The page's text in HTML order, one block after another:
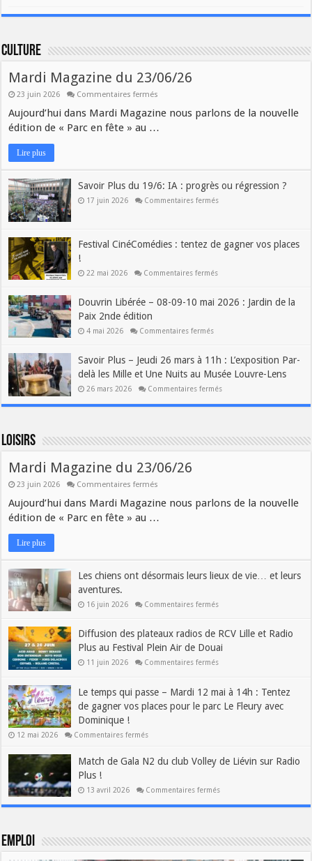
Culture
Mardi Magazine du 23/06/26
23 juin 2026 Commentaires fermés
Aujourd’hui dans Mardi Magazine nous parlons de la nouvelle
édition de « Parc en fête » au …
Lire plus
Savoir Plus du 19/6: IA : progrès ou régression ?
17 juin 2026 Commentaires fermés
Festival CinéComédies : tentez de gagner vos places
!
22 mai 2026 Commentaires fermés
Douvrin Libérée – 08-09-10 mai 2026 : Jardin de la
Paix 2nde édition
4 mai 2026 Commentaires fermés
Savoir Plus – Jeudi 26 mars à 11h : L’exposition Par-
delà les Mille et Une Nuits au Musée Louvre-Lens
26 mars 2026 Commentaires fermés
Loisirs
Mardi Magazine du 23/06/26
23 juin 2026 Commentaires fermés
Aujourd’hui dans Mardi Magazine nous parlons de la nouvelle
édition de « Parc en fête » au …
Lire plus
Les chiens ont désormais leurs lieux de vie… et leurs
aventures.
16 juin 2026 Commentaires fermés
Diffusion des plateaux radios de RCV Lille et Radio
Plus au Festival Plein Air de Douai
11 juin 2026 Commentaires fermés
Le temps qui passe – Mardi 12 mai à 14h : Tentez
de gagner vos places pour le parc Le Fleury avec
Dominique !
12 mai 2026 Commentaires fermés
Match de Gala N2 du club Volley de Liévin sur Radio
Plus !
13 avril 2026 Commentaires fermés
Emploi